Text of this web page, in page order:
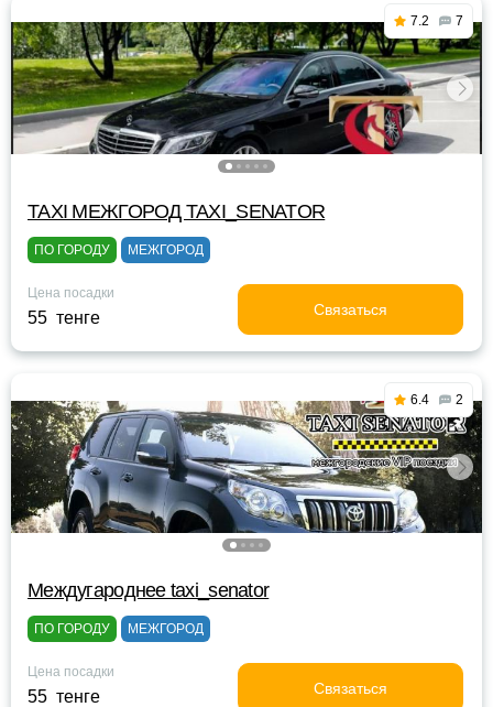
7.2 7
TAXI МЕЖГОРОД TAXI_SENATOR
ПО ГОРОДУ МЕЖГОРОД
Цена посадки
55 тенге Связаться
6.4 2
Междугароднее taxi_senator
ПО ГОРОДУ МЕЖГОРОД
Цена посадки
55 тенге Связаться